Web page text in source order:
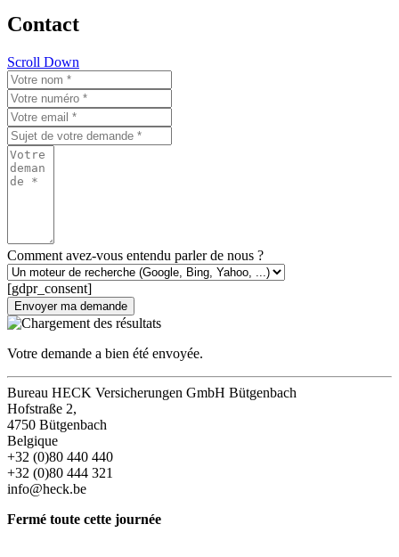
Contact
Scroll Down
Comment avez-vous entendu parler de nous ?
[gdpr_consent]
Envoyer ma demande
Votre demande a bien été envoyée.
Bureau HECK Versicherungen GmbH Bütgenbach
Hofstraße 2,
4750 Bütgenbach
Belgique
+32 (0)80 440 440
+32 (0)80 444 321
info@heck.be
Fermé toute cette journée